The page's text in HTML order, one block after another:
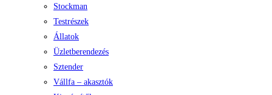
Stockman
Testrészek
Állatok
Üzletberendezés
Sztender
Vállfa – akasztók